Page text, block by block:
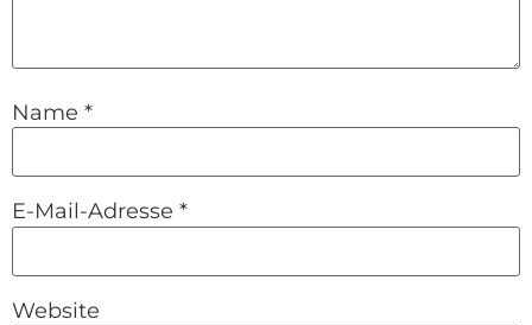
Name *
E-Mail-Adresse *
Website